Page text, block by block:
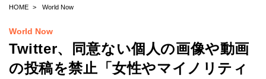
HOME World Now
World Now
Twitter、同意ない個人の画像や動画
の投稿を禁止「女性やマイノリティ